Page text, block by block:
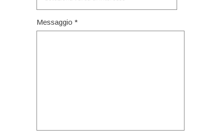
Messaggio *